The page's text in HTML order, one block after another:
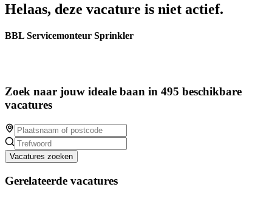
Helaas, deze vacature is niet actief.
BBL Servicemonteur Sprinkler
Zoek naar jouw ideale baan in 495 beschikbare
vacatures
Vacatures zoeken
Gerelateerde vacatures